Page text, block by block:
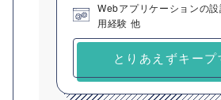
Webアプリケーションの
用経験 他
とりあえずキープ